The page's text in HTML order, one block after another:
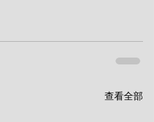
查看全部